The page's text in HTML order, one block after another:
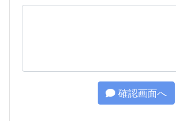
確認画面へ